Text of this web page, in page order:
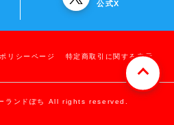
公式X
リシーページ 特定商取引に関する表示
ランドぽち All rights reserved.